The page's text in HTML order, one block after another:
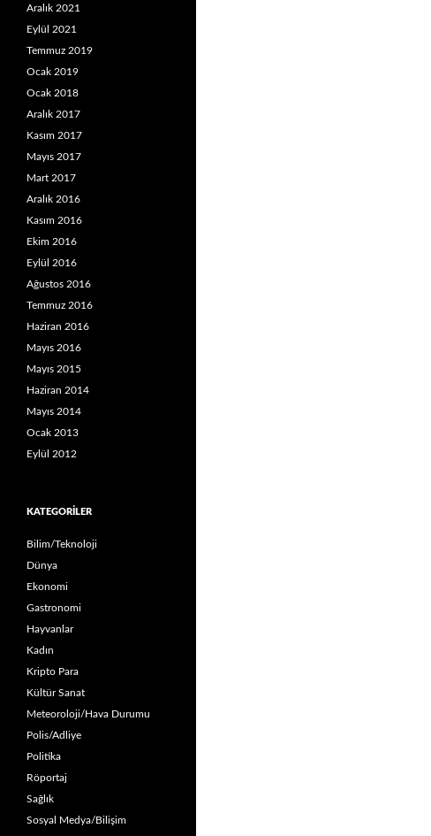
Aralık 2021
Eylül 2021
Temmuz 2019
Ocak 2019
Ocak 2018
Aralık 2017
Kasım 2017
Mayıs 2017
Mart 2017
Aralık 2016
Kasım 2016
Ekim 2016
Eylül 2016
Ağustos 2016
Temmuz 2016
Haziran 2016
Mayıs 2016
Mayıs 2015
Haziran 2014
Mayıs 2014
Ocak 2013
Eylül 2012
KATEGORILER
Bilim/Teknoloji
Dünya
Ekonomi
Gastronomi
Hayvanlar
Kadın
Kripto Para
Kültür Sanat
Meteoroloji/Hava Durumu
Polis/Adliye
Politika
Röportaj
Sağlık
Sosyal Medya/Bilişim